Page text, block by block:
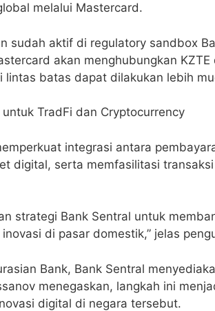
melalui Mastercard.
sudah aktif di regulatory sandbox
akan menghubungkan
lintas batas dapat dilakukan lebih
TradFi dan Cryptocurrency
integrasi antara
digital, serta memfasilitasi
strategi Bank Sentral untuk
di pasar domestik,” jelas
Bank, Bank Sentral
menegaskan, langkah ini
digital di negara tersebut.